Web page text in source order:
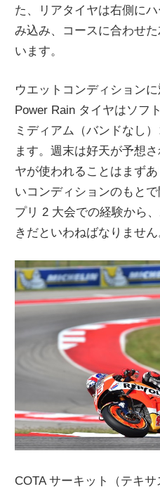
た、リアタイヤは右側に
み込み、コースに合わせ
います。
ウエットコンディション
Power Rain タイヤはソフ
ミディアム（バンドなし
ます。週末は好天が予想
ヤが使われることはまず
いコンディションのもと
プリ 2 大会での経験から
きだといわねばなりません
COTA サーキット（テキ